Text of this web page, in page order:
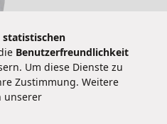
statistischen
Benutzerfreundlichkeit
Um diese Dienste zu
Zustimmung. Weitere
unserer